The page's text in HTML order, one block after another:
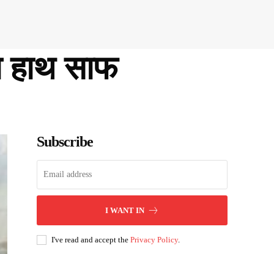
हाथ साफ
Subscribe
I WANT IN
I've read and accept thePrivacy Policy.